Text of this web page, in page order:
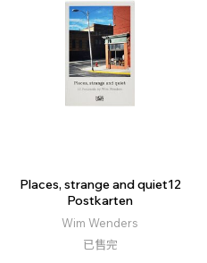
Places, strange and quiet12
Postkarten
Wim Wenders
已售完